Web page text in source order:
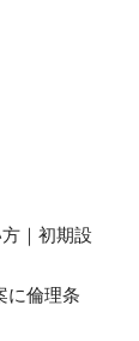
｜初期設
に倫理条